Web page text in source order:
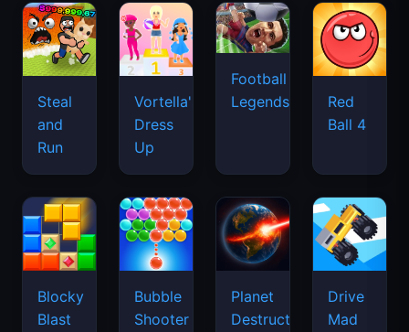
Steal
and
Run
Vortella's
Dress
Up
Football
Legends
Red
Ball 4
Blocky
Blast
Bubble
Shooter
Planet
Destruction
Drive
Mad